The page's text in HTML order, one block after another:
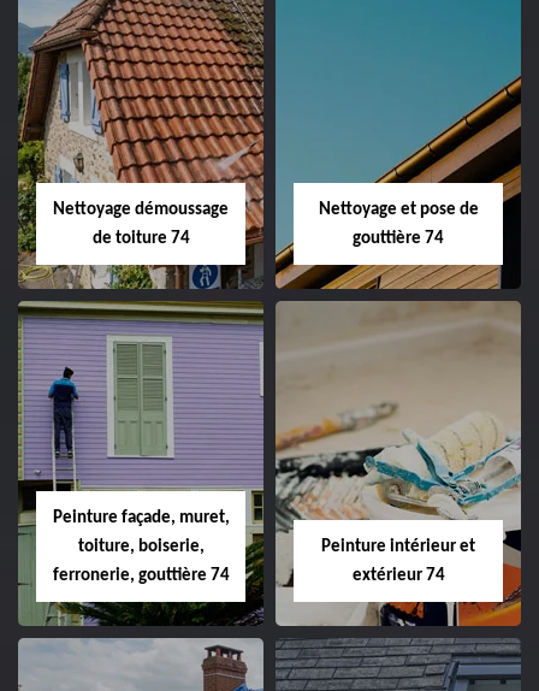
Nettoyage démoussage
de toiture 74
Nettoyage et pose de
gouttière 74
Peinture façade, muret,
toiture, boiserie,
ferronerie, gouttière 74
Peinture intérieur et
extérieur 74